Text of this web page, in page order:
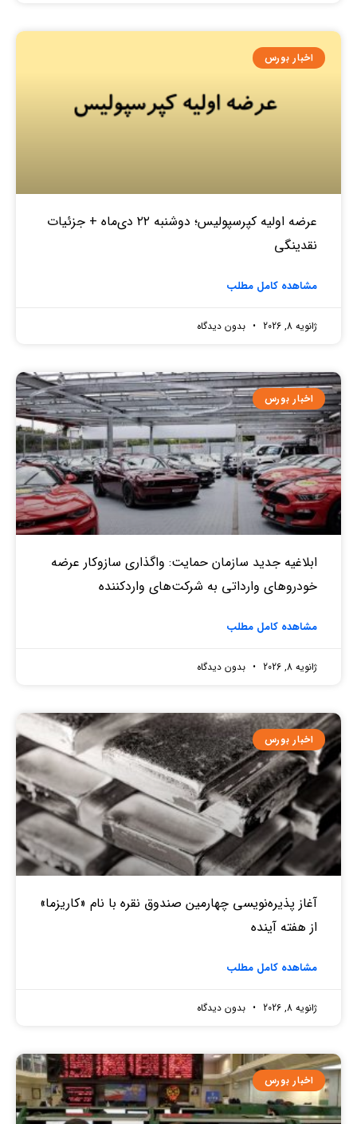
اخبار بورس
عرضه اولیه کپرسپولیس؛ دوشنبه ۲۲ دی‌ماه + جزئیات
نقدینگی
مشاهده کامل مطلب
ژانویه 8, 2026 بدون دیدگاه
اخبار بورس
ابلاغیه جدید سازمان حمایت: واگذاری سازوکار عرضه
خودروهای وارداتی به شرکت‌های واردکننده
مشاهده کامل مطلب
ژانویه 8, 2026 بدون دیدگاه
اخبار بورس
آغاز پذیره‌نویسی چهارمین صندوق نقره‌ با نام «کاریزما»
از هفته آینده
مشاهده کامل مطلب
ژانویه 8, 2026 بدون دیدگاه
اخبار بورس